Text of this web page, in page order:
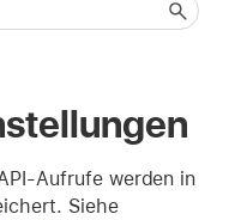
Aufrufe werden in
Siehe